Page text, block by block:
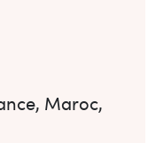
, Maroc,